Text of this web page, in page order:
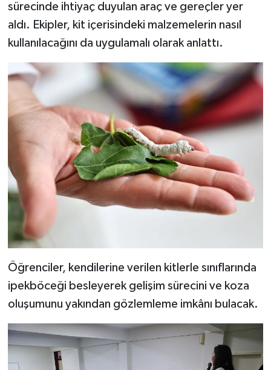
sürecinde ihtiyaç duyulan araç ve gereçler yer
aldı. Ekipler, kit içerisindeki malzemelerin nasıl
kullanılacağını da uygulamalı olarak anlattı.
Öğrenciler, kendilerine verilen kitlerle sınıflarında
ipekböceği besleyerek gelişim sürecini ve koza
oluşumunu yakından gözlemleme imkânı bulacak.